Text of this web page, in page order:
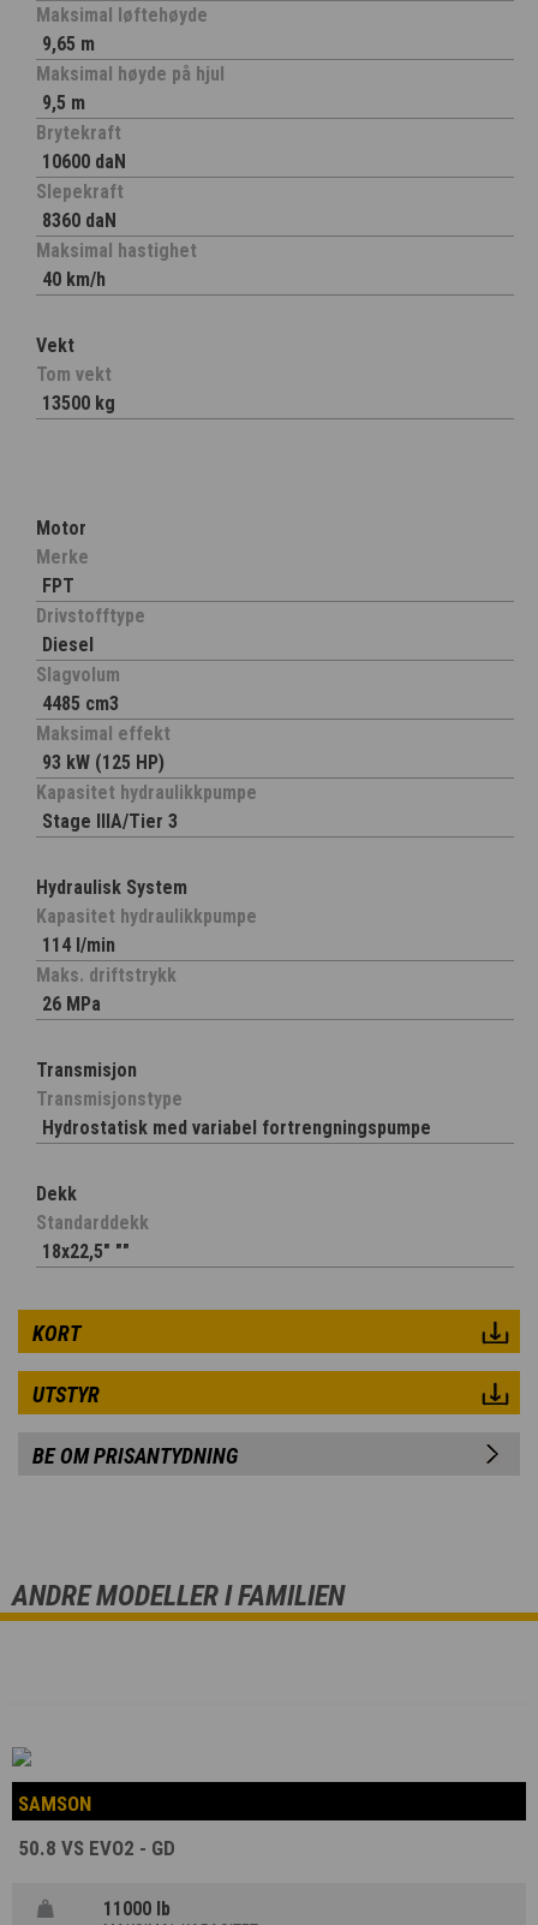
Maksimal løftehøyde
9,65 m
Maksimal høyde på hjul
9,5 m
Brytekraft
10600 daN
Slepekraft
8360 daN
Maksimal hastighet
40 km/h
Vekt
Tom vekt
13500 kg
Motor
Merke
FPT
Drivstofftype
Diesel
Slagvolum
4485 cm3
Maksimal effekt
93 kW (125 HP)
Kapasitet hydraulikkpumpe
Stage IIIA/Tier 3
Hydraulisk System
Kapasitet hydraulikkpumpe
114 l/min
Maks. driftstrykk
26 MPa
Transmisjon
Transmisjonstype
Hydrostatisk med variabel fortrengningspumpe
Dekk
Standarddekk
18x22,5" ""
KORT
UTSTYR
BE OM PRISANTYDNING
ANDRE MODELLER I FAMILIEN
SAMSON
50.8 VS EVO2 - GD
11000 lb